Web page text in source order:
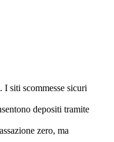
siti scommesse sicuri
depositi tramite
zero, ma